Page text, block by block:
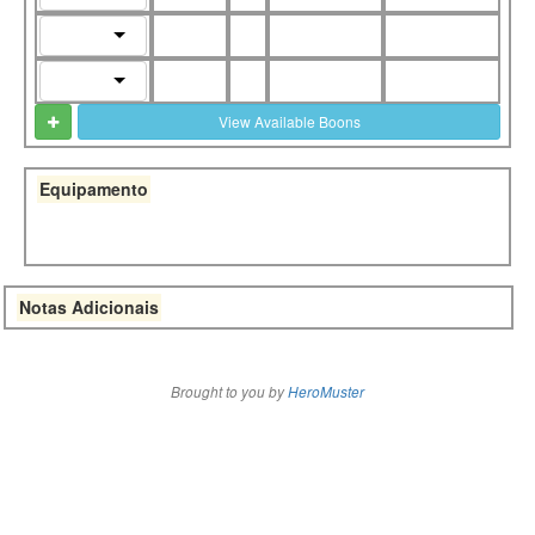
View Available Boons
Equipamento
Notas Adicionais
Brought to you byHeroMuster